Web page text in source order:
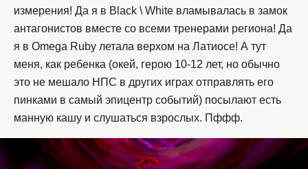
измерения! Да я в Black \ White вламывалась в замок
антагонистов вместе со всеми тренерами региона! Да
я в Omega Ruby летала верхом на Латиосе! А тут
меня, как ребенка (окей, герою 10-12 лет, но обычно
это не мешало НПС в других играх отправлять его
пинками в самый эпицентр событий) посылают есть
манную кашу и слушаться взрослых. Пффф.